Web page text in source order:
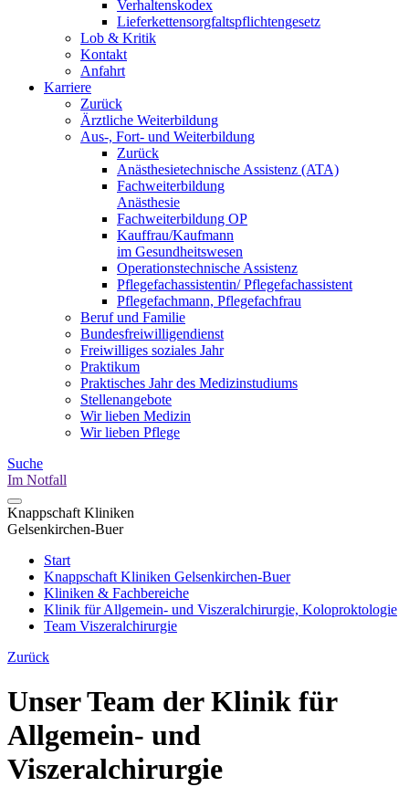
Verhaltenskodex
Lieferkettensorgfaltspflichtengesetz
Lob & Kritik
Kontakt
Anfahrt
Karriere
Zurück
Ärztliche Weiterbildung
Aus-, Fort- und Weiterbildung
Zurück
Anästhesietechnische Assistenz (ATA)
Fachweiterbildung
Anästhesie
Fachweiterbildung OP
Kauffrau/Kaufmann
im Gesundheitswesen
Operationstechnische Assistenz
Pflegefachassistentin/ Pflegefachassistent
Pflegefachmann, Pflegefachfrau
Beruf und Familie
Bundesfreiwilligendienst
Freiwilliges soziales Jahr
Praktikum
Praktisches Jahr des Medizinstudiums
Stellenangebote
Wir lieben Medizin
Wir lieben Pflege
Suche
Im Notfall
Knappschaft Kliniken
Gelsenkirchen-Buer
Start
Knappschaft Kliniken Gelsenkirchen-Buer
Kliniken & Fachbereiche
Klinik für Allgemein- und Viszeralchirurgie, Koloproktologie
Team Viszeralchirurgie
Zurück
Unser Team der Klinik für
Allgemein- und
Viszeralchirurgie